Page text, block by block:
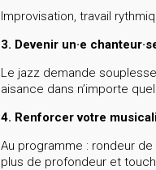
Improvisation, travail
3. Devenir un·e
Le jazz demande
aisance dans n’importe
4. Renforcer votre
Au programme : rondeur
plus de profondeur et